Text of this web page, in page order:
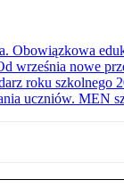
Obowiązkowa
września nowe
roku szkolnego
uczniów. MEN